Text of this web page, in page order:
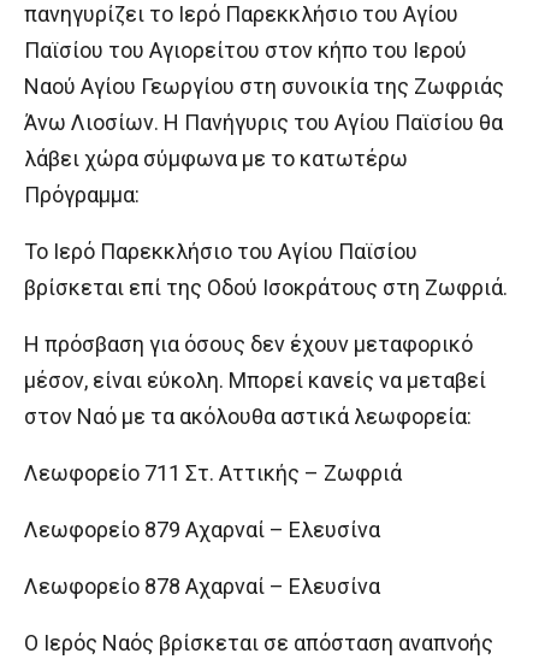
πανηγυρίζει το Ιερό Παρεκκλήσιο του Αγίου
Παϊσίου του Αγιορείτου στον κήπο του Ιερού
Ναού Αγίου Γεωργίου στη συνοικία της Ζωφριάς
Άνω Λιοσίων. Η Πανήγυρις του Αγίου Παϊσίου θα
λάβει χώρα σύμφωνα με το κατωτέρω
Πρόγραμμα:
Το Ιερό Παρεκκλήσιο του Αγίου Παϊσίου
βρίσκεται επί της Οδού Ισοκράτους στη Ζωφριά.
Η πρόσβαση για όσους δεν έχουν μεταφορικό
μέσον, είναι εύκολη. Μπορεί κανείς να μεταβεί
στον Ναό με τα ακόλουθα αστικά λεωφορεία:
Λεωφορείο 711 Στ. Αττικής – Ζωφριά
Λεωφορείο 879 Αχαρναί – Ελευσίνα
Λεωφορείο 878 Αχαρναί – Ελευσίνα
Ο Ιερός Ναός βρίσκεται σε απόσταση αναπνοής